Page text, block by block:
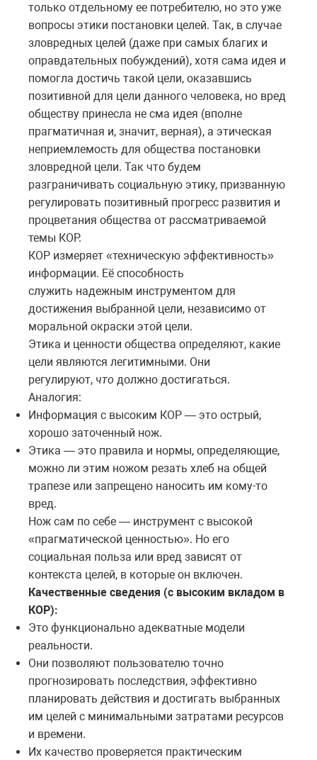
только отдельному ее потребителю, но это уже
вопросы этики постановки целей. Так, в случае
зловредных целей (даже при самых благих и
оправдательных побуждений), хотя сама идея и
помогла достичь такой цели, оказавшись
позитивной для цели данного человека, но вред
обществу принесла не сма идея (вполне
прагматичная и, значит, верная), а этическая
неприемлемость для общества постановки
зловредной цели. Так что будем
разграничивать социальную этику, призванную
регулировать позитивный прогресс развития и
процветания общества от рассматриваемой
темы КОР.
КОР измеряет «техническую эффективность»
информации. Её способность
служить надежным инструментом для
достижения выбранной цели, независимо от
моральной окраски этой цели.
Этика и ценности общества определяют, какие
цели являются легитимными. Они
регулируют, что должно достигаться.
Аналогия:
Информация с высоким КОР — это острый,
хорошо заточенный нож.
Этика — это правила и нормы, определяющие,
можно ли этим ножом резать хлеб на общей
трапезе или запрещено наносить им кому-то
вред.
Нож сам по себе — инструмент с высокой
«прагматической ценностью». Но его
социальная польза или вред зависят от
контекста целей, в которые он включен.
Качественные сведения (с высоким вкладом в
КОР):
Это функционально адекватные модели
реальности.
Они позволяют пользователю точно
прогнозировать последствия, эффективно
планировать действия и достигать выбранных
им целей с минимальными затратами ресурсов
и времени.
Их качество проверяется практическим